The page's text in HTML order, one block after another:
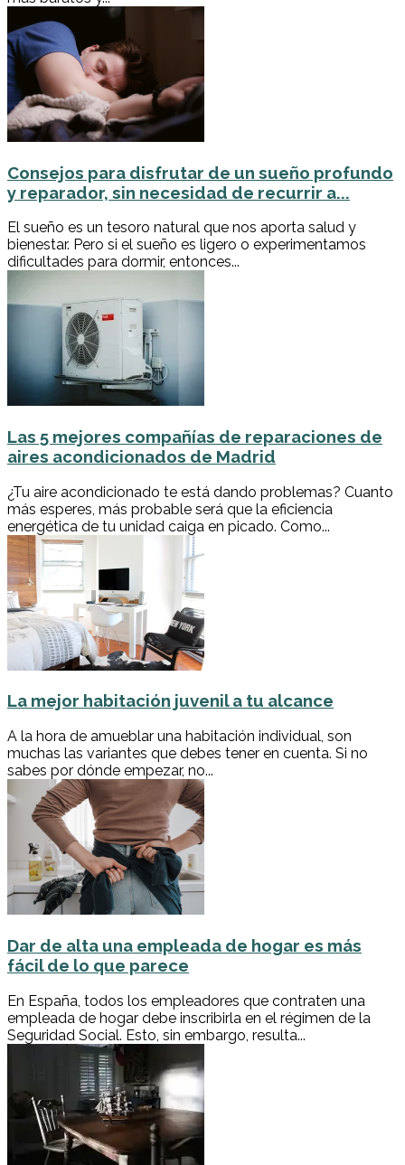
Consejos para disfrutar de un sueño profundo
y reparador, sin necesidad de recurrir a...
El sueño es un tesoro natural que nos aporta salud y
bienestar. Pero si el sueño es ligero o experimentamos
dificultades para dormir, entonces...
Las 5 mejores compañías de reparaciones de
aires acondicionados de Madrid
¿Tu aire acondicionado te está dando problemas? Cuanto
más esperes, más probable será que la eficiencia
energética de tu unidad caiga en picado. Como...
La mejor habitación juvenil a tu alcance
A la hora de amueblar una habitación individual, son
muchas las variantes que debes tener en cuenta. Si no
sabes por dónde empezar, no...
Dar de alta una empleada de hogar es más
fácil de lo que parece
En España, todos los empleadores que contraten una
empleada de hogar debe inscribirla en el régimen de la
Seguridad Social. Esto, sin embargo, resulta...